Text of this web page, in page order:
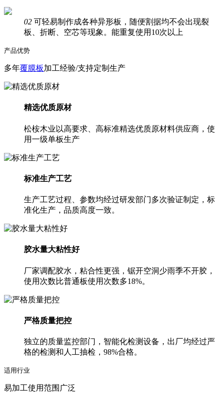
02 可轻易制作成各种异形板，随便割据均不会出现裂
板、折断、空芯等现象。能重复使用10次以上
产品优势
多年覆膜板加工经验/支持定制生产
精选优质原材
松桉木业以高要求、高标准精选优质原材料供应商，使
用一级单板生产
标准生产工艺
生产工艺过程、参数均经过研发部门多次验证制定，标
准化生产，品质高度一致。
胶水量大粘性好
厂家调配胶水，粘合性更强，锯开空洞少雨季不开胶，
使用次数比普通板使用次数多18%。
严格质量把控
独立的质量监控部门，智能化检测设备，出厂均经过严
格的检测和人工抽检，98%合格。
适用行业
易加工使用范围广泛